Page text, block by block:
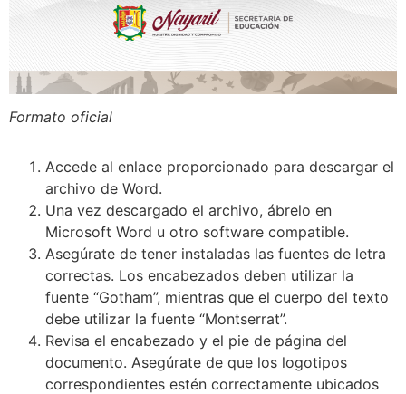
Formato oficial
Accede al enlace proporcionado para descargar el
archivo de Word.
Una vez descargado el archivo, ábrelo en
Microsoft Word u otro software compatible.
Asegúrate de tener instaladas las fuentes de letra
correctas. Los encabezados deben utilizar la
fuente “Gotham”, mientras que el cuerpo del texto
debe utilizar la fuente “Montserrat”.
Revisa el encabezado y el pie de página del
documento. Asegúrate de que los logotipos
correspondientes estén correctamente ubicados